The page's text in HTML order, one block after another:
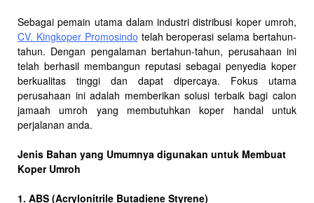
Sebagai pemain utama dalam industri distribusi koper umroh,
CV. Kingkoper Promosindo telah beroperasi selama bertahun-
tahun. Dengan pengalaman bertahun-tahun, perusahaan ini
telah berhasil membangun reputasi sebagai penyedia koper
berkualitas tinggi dan dapat dipercaya. Fokus utama
perusahaan ini adalah memberikan solusi terbaik bagi calon
jamaah umroh yang membutuhkan koper handal untuk
perjalanan anda.
Jenis Bahan yang Umumnya digunakan untuk Membuat
Koper Umroh
1. ABS (Acrylonitrile Butadiene Styrene)